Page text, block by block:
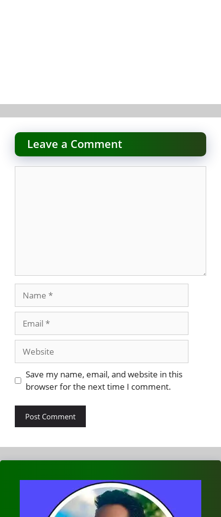
Leave a Comment
Website
Save my name, email, and website in this
browser for the next time I comment.